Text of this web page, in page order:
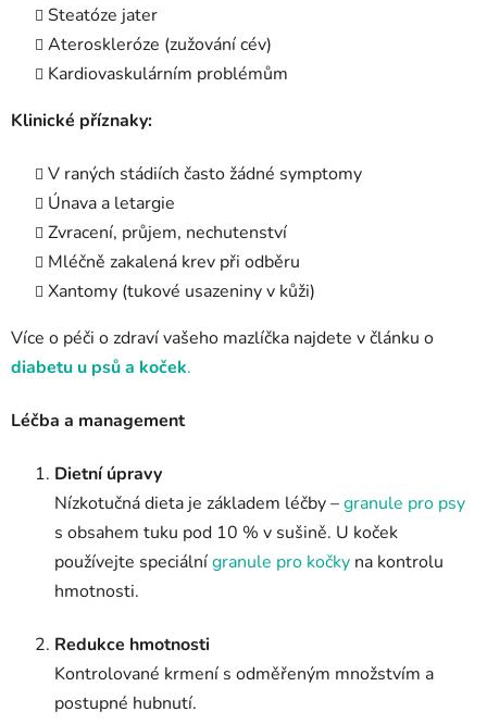
Steatóze jater
Ateroskleróze (zužování cév)
Kardiovaskulárním problémům
Klinické příznaky:
V raných stádiích často žádné symptomy
Únava a letargie
Zvracení, průjem, nechutenství
Mléčně zakalená krev při odběru
Xantomy (tukové usazeniny v kůži)
Více o péči o zdraví vašeho mazlíčka najdete v článku o
diabetu u psů a koček.
Léčba a management
Dietní úpravy
Nízkotučná dieta je základem léčby –granule pro psy
s obsahem tuku pod 10 % v sušině. U koček
používejte speciálnígranule pro kočky na kontrolu
hmotnosti.
Redukce hmotnosti
Kontrolované krmení s odměřeným množstvím a
postupné hubnutí.